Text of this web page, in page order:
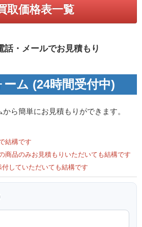
取価格表一覧
話・メールでお見積もり
ム (24時間受付中)
ら簡単にお見積もりができます。
結構です
商品のみお見積もりいただいても結構です
していただいても結構です